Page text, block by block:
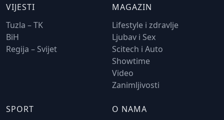
VIJESTI
Tuzla – TK
BiH
Regija – Svijet
MAGAZIN
Lifestyle i zdravlje
Ljubav i Sex
Scitech i Auto
Showtime
Video
Zanimljivosti
SPORT
O NAMA